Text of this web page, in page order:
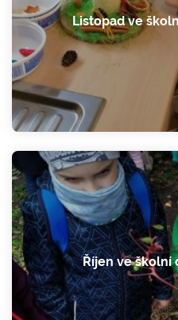
Listopad ve
Říjen ve školní